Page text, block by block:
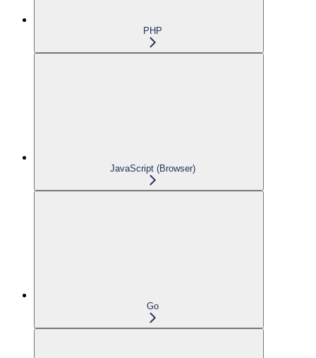
PHP
JavaScript (Browser)
Go